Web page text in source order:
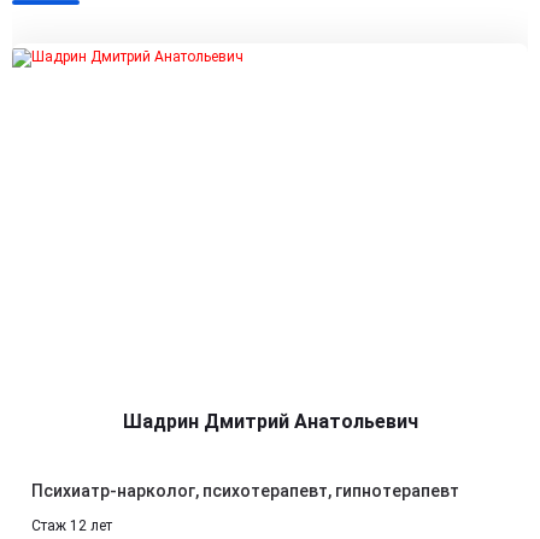
Шадрин Дмитрий Анатольевич
Психиатр-нарколог, психотерапевт, гипнотерапевт
Стаж 12 лет